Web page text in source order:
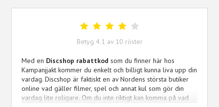
Betyg 4.1 av 10 röster
Med en Discshop rabattkod som du finner här hos
Kampanjjakt kommer du enkelt och billigt kunna liva upp din
vardag. Discshop är faktiskt en av Nordens största butiker
online vad gäller filmer, spel och annat kul som gör din
vardag lite roligare. Om du inte riktigt kan komma på vad